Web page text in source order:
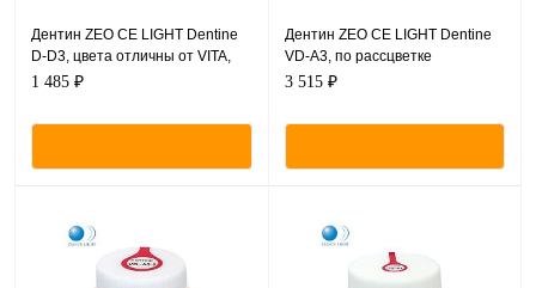
Дентин ZEO CE LIGHT Dentine
D-D3, цвета отличны от VITA,
порошок, 20г.
1 485 ₽
Дентин ZEO CE LIGHT Dentine
VD-A3, по рассцветке
соответствующий VITA,
3 515 ₽